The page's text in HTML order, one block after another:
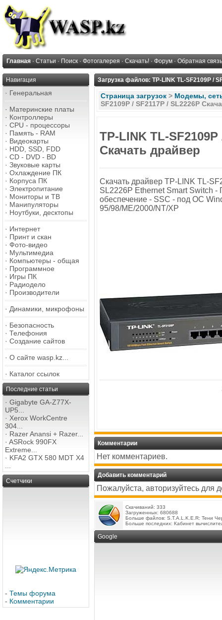
Главная · Статьи · Поиск · Фотогалерея · Скачать! · Форум · Обратная связь
Навигация
· Генеральная
· Материнские платы
· Контроллеры
· CPU - процессоры
· Память - RAM
· Видеокарты
· HDD, SSD, FDD
· CD - DVD - BD
· Звуковые карты
· Охлаждение ПК
· Корпуса ПК
· Электропитание
· Мониторы и ТВ
· Манипуляторы
· Ноутбуки, десктопы
· Интернет
· Принт и скан
· Фото-видео
· Мультимедиа
· Компьютеры - общая
· Программное
· Игры ПК
· Радиодело
· Производители
· Динамики, микрофоны
· Безопасность
· Телефония
· Создание сайтов
· О сайте wasp.kz...
· Каталог ссылок
Последние статьи
· Gigabyte GA-Z77X-
UP5...
· Xerox WorkCentre
304...
· Razer Anansi + Razer...
· ASRock 990FX
Extreme...
· KFA2 GTX 580 MDT X4
Счетчики
- Темы форума
- Комментарии
Загрузка файлов: TP-LINK TL-SF2109P /
Страница загрузок > Модемы,
SF2109P / SF2117P / SL2226P
TP-LINK TL-
Скачать драйвер
Скачать драйвер TP-LINK TL-
SL2226P Ethernet Smart Switch -
обеспечение - SSC - под ОС
95/98/ME/2000/NT/XP
Комментарии
Нет комментариев.
Добавить комментарий
Пожалуйста, авторизуйтесь для
Скачиваний: 333
Загруженных: 680688
Больше файлов: S.T.A.L.K.E.R: Тени
Больше последних: Кабинет
Google